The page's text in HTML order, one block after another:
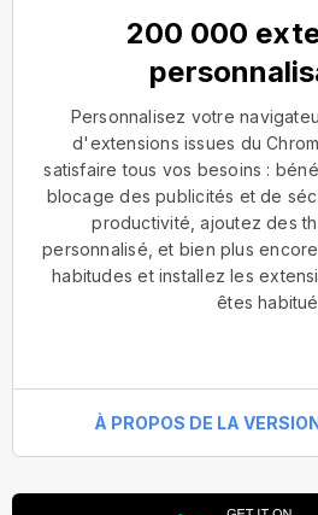
200 000
Personnalisez votre
d'extensions issues du
satisfaire tous vos besoins :
blocage des publicités et de
productivité, ajoutez des
personnalisé, et bien plus
habitudes et installez les
êtes
À PROPOS DE LA